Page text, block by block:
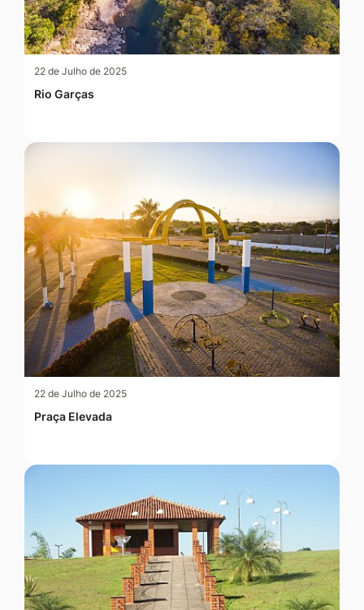
22 de Julho de 2025
Rio Garças
22 de Julho de 2025
Praça Elevada